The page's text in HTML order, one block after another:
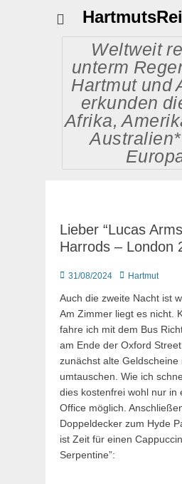
Weltweit
unterm
Hartmut und
erkunden
Afrika,
Lieber “Lucas
Harrods – London
Posted
31/08/2024 AutorHartmut
Auch die zweite Nacht ist
Am Zimmer liegt es nicht.
fahre ich mit dem Bus
am Ende der Oxford
zunächst alte Geldscheine
umtauschen. Wie ich
dies kostenfrei wohl nur in
Office möglich.
Doppeldecker zum Hyde
ist Zeit für einen
Serpentine”: